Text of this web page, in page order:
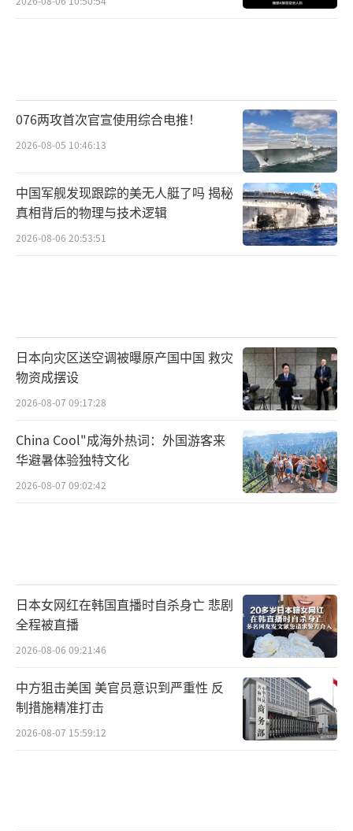
076两攻首次官宣使用综合电推！
2026-08-05 10:46:13
中国军舰发现跟踪的美无人艇了吗 揭秘
真相背后的物理与技术逻辑
2026-08-06 20:53:51
日本向灾区送空调被曝原产国中国 救灾
物资成摆设
2026-08-07 09:17:28
China Cool"成海外热词：外国游客来
华避暑体验独特文化
2026-08-07 09:02:42
日本女网红在韩国直播时自杀身亡 悲剧
全程被直播
2026-08-06 09:21:46
中方狙击美国 美官员意识到严重性 反
制措施精准打击
2026-08-07 15:59:12